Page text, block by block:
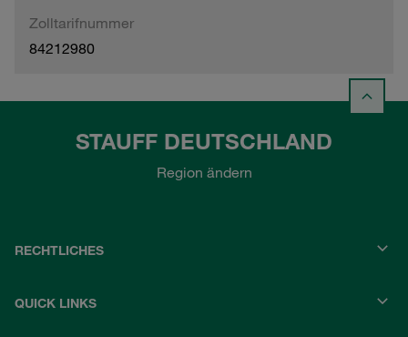
Zolltarifnummer
84212980
STAUFF DEUTSCHLAND
Region ändern
RECHTLICHES
QUICK LINKS